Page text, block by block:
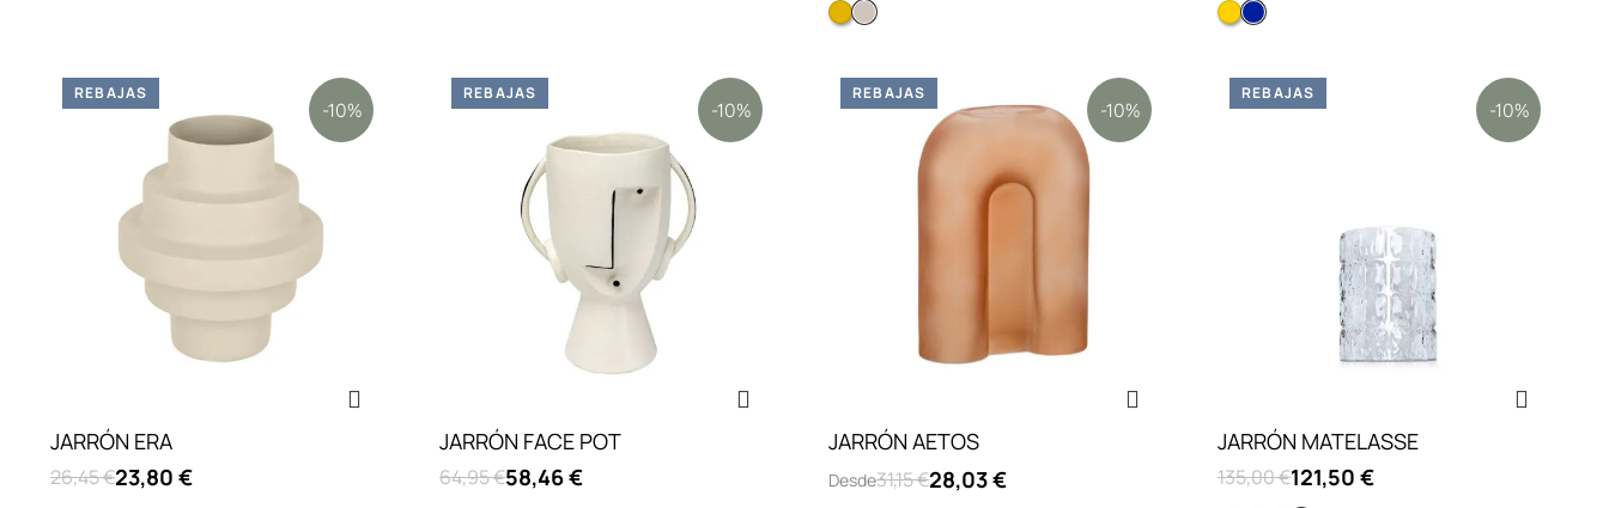
Amarillo
Blanco Amarillo
Azul
JARRÓN ERA
26,45 €23,80 €
-10%
REBAJAS
JARRÓN FACE POT
64,95 €58,46 €
-10%
REBAJAS
JARRÓN AETOS
Desde31,15 €28,03 €
-10%
REBAJAS
JARRÓN MATELASSE
135,00 €121,50 €
-10%
REBAJAS